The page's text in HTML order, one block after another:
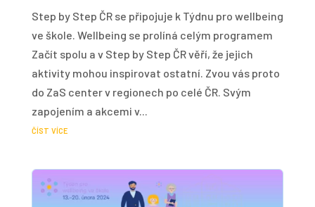
Step by Step ČR se připojuje k Týdnu pro wellbeing
ve škole. Wellbeing se prolíná celým programem
Začít spolu a v Step by Step ČR věří, že jejich
aktivity mohou inspirovat ostatní. Zvou vás proto
do ZaS center v regionech po celé ČR. Svým
zapojením a akcemi v...
číst více